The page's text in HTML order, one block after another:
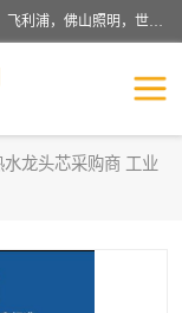
专业配送水暖器材、光源灯具、五金交电等维修物资，飞利浦，佛山照明，世达，博世，九牧，特陶等各产品涉及国内外知名品牌。公司专注与物业、学校、酒店、工厂等单位合作，提供一站式配送服务，降低客户综合成本。依托电子商务改变传统模式，以专业的团队为客户提供24H物资配送到达，货到月结、统一开票，便捷退换等服务，提高了企业的运营效率。
水龙头芯采购商 工业